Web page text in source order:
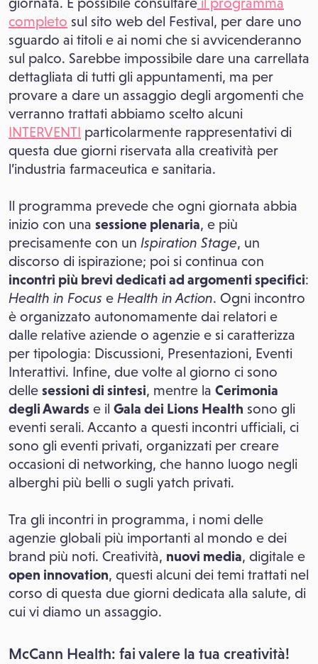
completo sul sito web del Festival, per dare uno
sguardo ai titoli e ai nomi che si avvicenderanno
sul palco. Sarebbe impossibile dare una carrellata
dettagliata di tutti gli appuntamenti, ma per
provare a dare un assaggio degli argomenti che
verranno trattati abbiamo scelto alcuni
INTERVENTI particolarmente rappresentativi di
questa due giorni riservata alla creatività per
l’industria farmaceutica e sanitaria.
Il programma prevede che ogni giornata abbia
inizio con una sessione plenaria, e più
precisamente con un Ispiration Stage, un
discorso di ispirazione; poi si continua con
incontri più brevi dedicati ad argomenti specifici:
Health in Focus e Health in Action. Ogni incontro
è organizzato autonomamente dai relatori e
dalle relative aziende o agenzie e si caratterizza
per tipologia: Discussioni, Presentazioni, Eventi
Interattivi. Infine, due volte al giorno ci sono
delle sessioni di sintesi, mentre la Cerimonia
degli Awards e il Gala dei Lions Health sono gli
eventi serali. Accanto a questi incontri ufficiali, ci
sono gli eventi privati, organizzati per creare
occasioni di networking, che hanno luogo negli
alberghi più belli o sugli yatch privati.
Tra gli incontri in programma, i nomi delle
agenzie globali più importanti al mondo e dei
brand più noti. Creatività, nuovi media, digitale e
open innovation, questi alcuni dei temi trattati nel
corso di questa due giorni dedicata alla salute, di
cui vi diamo un assaggio.
McCann Health: fai valere la tua creatività!